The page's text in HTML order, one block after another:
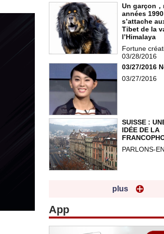
Un garçon
années
s’attache
Tibet de la
l’Himalaya
Fortune
03/28/2016
03/27/2016
03/27/2016
SUISSE :
IDÉE DE LA
PARLONS-
plus
App